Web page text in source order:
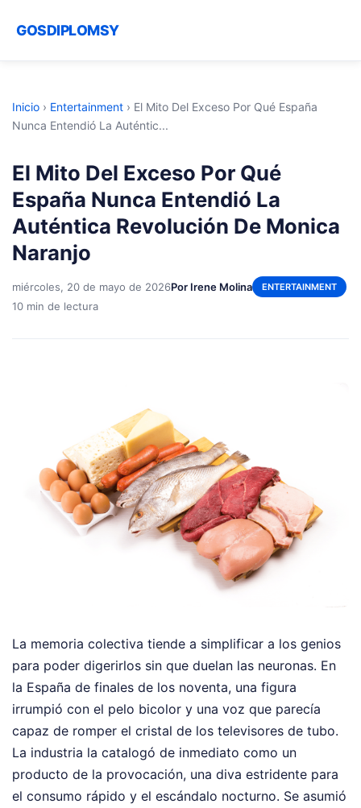
GOSDIPLOMSY
Inicio › Entertainment › El Mito Del Exceso Por Qué España
Nunca Entendió La Auténtic...
El Mito Del Exceso Por Qué
España Nunca Entendió La
Auténtica Revolución De Monica
Naranjo
miércoles, 20 de mayo de 2026Por Irene Molina ENTERTAINMENT
10 min de lectura
La memoria colectiva tiende a simplificar a los genios
para poder digerirlos sin que duelan las neuronas. En
la España de finales de los noventa, una figura
irrumpió con el pelo bicolor y una voz que parecía
capaz de romper el cristal de los televisores de tubo.
La industria la catalogó de inmediato como un
producto de la provocación, una diva estridente para
el consumo rápido y el escándalo nocturno. Se asumió